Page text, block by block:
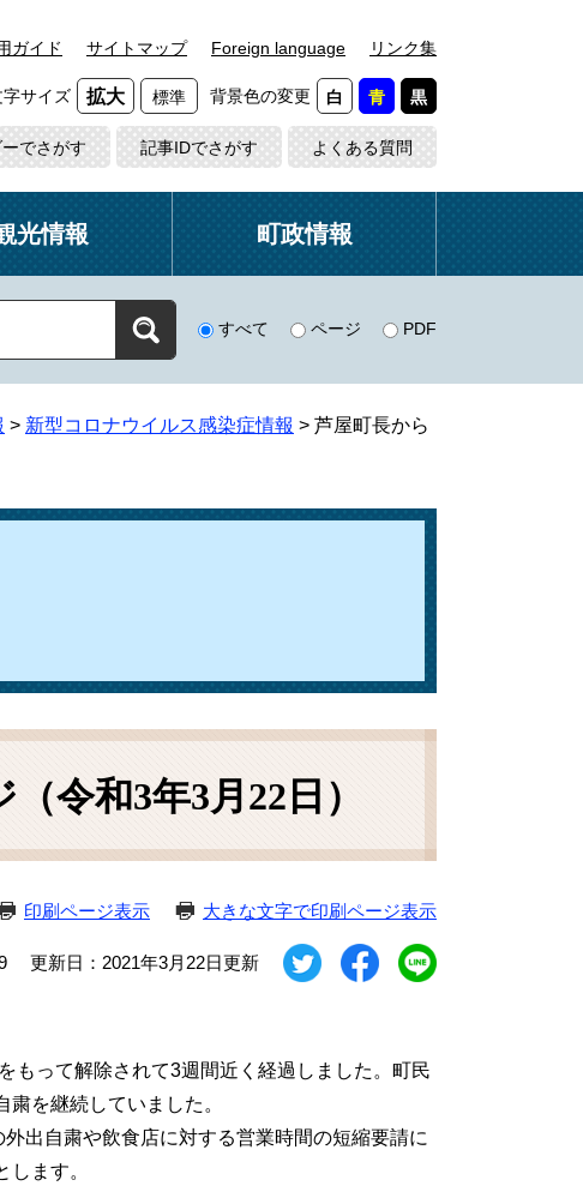
ガイド サイトマップ Foreign language リンク集
字サイズ 拡大 標準 背景色の変更 白 青 黒
でさがす 記事IDでさがす よくある質問
光情報 町政情報
すべて ページ PDF
> 新型コロナウイルス感染症情報 > 芦屋町長から
令和3年3月22日）
印刷ページ表示 大きな文字で印刷ページ表示
更新日：2021年3月22日更新
って解除されて3週間近く経過しました。町民
を継続していました。
出自粛や飲食店に対する営業時間の短縮要請に
ます。